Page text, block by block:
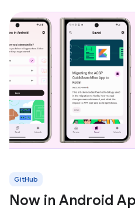
GitHub
Now in Android